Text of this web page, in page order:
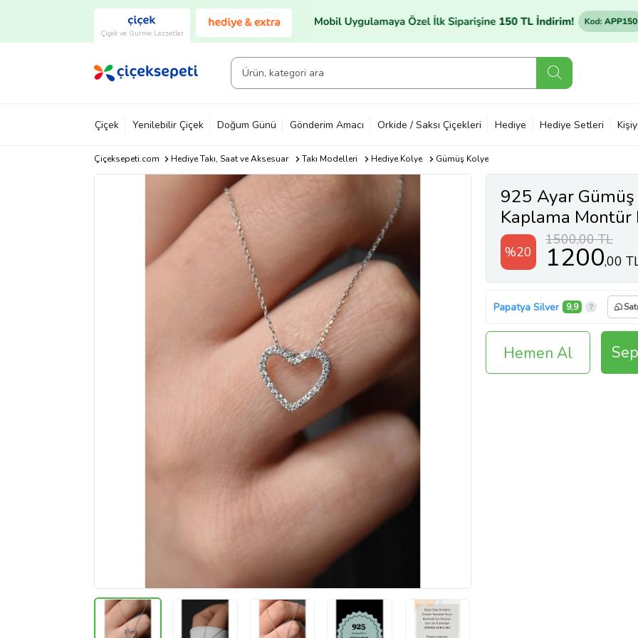
Çiçek ve Gurme Lezzetler
Çiçek Yenilebilir Çiçek Doğum Günü Gönderim Amacı Orkide / Saksı Çiçekleri Hediye Hediye Setleri
Çiçeksepeti.com Hediye Takı, Saat ve Aksesuar Takı Modelleri Hediye Kolye Gümüş Kolye
925 Ayar
Kaplama Montür
%20
1500,00 TL
1200,00
Papatya Silver 9,9
Hemen Al